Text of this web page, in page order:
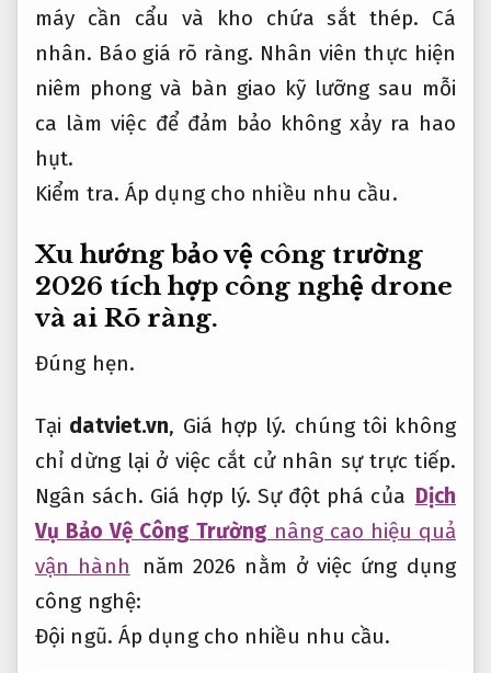
máy cần cẩu và kho chứa sắt thép. Cá
nhân. Báo giá rõ ràng. Nhân viên thực hiện
niêm phong và bàn giao kỹ lưỡng sau mỗi
ca làm việc để đảm bảo không xảy ra hao
hụt.
Kiểm tra. Áp dụng cho nhiều nhu cầu.
Xu hướng bảo vệ công trường
2026 tích hợp công nghệ drone
và ai Rõ ràng.
Đúng hẹn.
Tại datviet.vn, Giá hợp lý. chúng tôi không
chỉ dừng lại ở việc cắt cử nhân sự trực tiếp.
Ngân sách. Giá hợp lý. Sự đột phá của Dịch
Vụ Bảo Vệ Công Trường nâng cao hiệu quả
vận hành
năm 2026 nằm ở việc ứng dụng
công nghệ:
Đội ngũ. Áp dụng cho nhiều nhu cầu.